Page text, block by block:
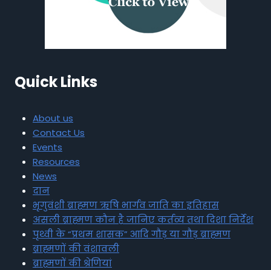
Quick Links
About us
Contact Us
Events
Resources
News
दान
भृगुवंशी ब्राह्मण ऋषि भार्गव जाति का इतिहास
असली ब्राह्मण कौन है जानिए कर्तव्य तथा दिशा निर्देश
पृथ्वी के “प्रथम शासक” आदि गौड़ या गौड़ ब्राह्मण
ब्राह्मणों की वंशावली
ब्राह्मणों की श्रेणियां